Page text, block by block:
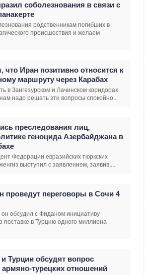
соболезнования в связи с
родственникам погибших в
происшествия и желаем
что Иран позитивно относится к
маршруту через Карабах
в Зангезурском и Лачинском коридорах
надо решать эти вопросы спокойно...
преследования лиц,
геноцида Азербайджана в
Федерации евразийских тюркских
выступил с заявлением, заявив,...
проведут переговоры в Сочи 4
он обсудил с Фиданом инициативу
поставке в Турцию одного миллиона
обсудят вопрос
турецких отношений